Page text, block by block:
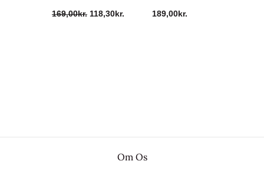
169,00kr. 118,30kr. 189,00kr.
Om Os